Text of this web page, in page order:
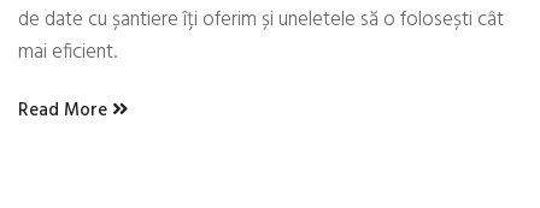
de date cu șantiere îți oferim și uneletele să o folosești cât
mai eficient.
Read More